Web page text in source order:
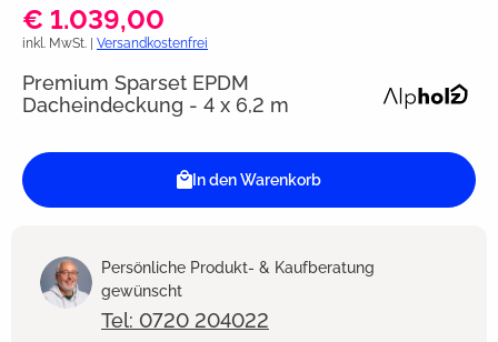
€ 1.039,00
inkl. MwSt. | Versandkostenfrei
Premium Sparset EPDM
Dacheindeckung - 4 x 6,2 m
In den Warenkorb
Persönliche Produkt- & Kaufberatung
gewünscht
Tel: 0720 204022